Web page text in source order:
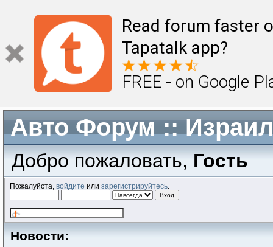
Read forum faster
Tapatalk app?
FREE - on Google
Авто Форум ::
Добро пожаловать,Гость
Пожалуйста,войдите илизарегистрируйтесь
Новости: